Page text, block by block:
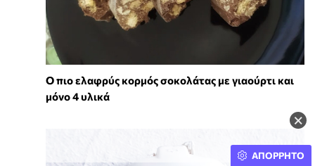
×
Ο πιο ελαφρύς κορμός σοκολάτας με γιαούρτι και
μόνο 4 υλικά
ΑΠΟΡΡΗΤΟ